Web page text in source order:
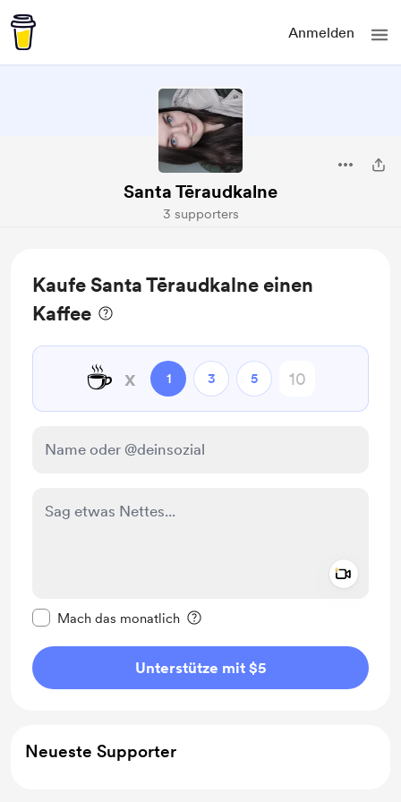
Anmelden
Santa Tēraudkalne
3 supporters
Kaufe Santa Tēraudkalne einen
Kaffee
☕ x 1 3 5
Mach das monatlich
Unterstütze mit $5
Neueste Supporter